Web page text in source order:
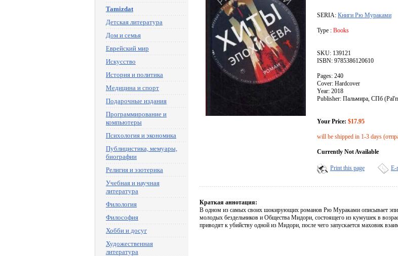
Tamizdat
Детская литература
Дом и семья
Еврейский мир
Искусство
История и политика
Медицина и спорт
Подарочные издания
Программирование и
компьютеры
Психология и экономика
Публицистика, мемуары,
биографии
Религия и эзотерика
Учебная и научная
литература
Филология
Философия
Хобби и досуг
Художественная
литература
SERIA: Книги Рю Мураками
Type : Books
SKU: 139121
ISBN: 9785386120610
Pages: 240
Cover: Hardcover
Year: 2018
Publisher: Пальмира, СПб
Your Price: $17.95
will be shipped in 1-3 days
Currently Not Available
Print this page E-
Краткая аннотация:
В одном из самых своих шокирующих романов Рю Мураками описывает
молодых бездельников и Общества Мидори, состоящего из кумушек в
приводят к убийству одной из Мидори, после чего запускается маховик